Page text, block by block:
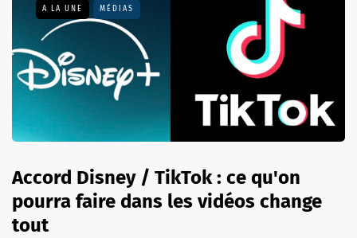
A LA UNE MÉDIAS
Accord Disney / TikTok : ce qu'on
pourra faire dans les vidéos change
tout